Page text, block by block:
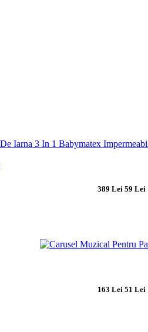
389 Lei 59 Lei
163 Lei 51 Lei